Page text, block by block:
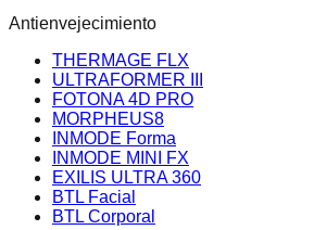
Antienvejecimiento
THERMAGE FLX
ULTRAFORMER III
FOTONA 4D PRO
MORPHEUS8
INMODE Forma
INMODE MINI FX
EXILIS ULTRA 360
BTL Facial
BTL Corporal